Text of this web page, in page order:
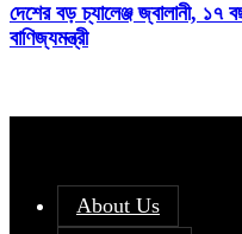
দেশের বড় চ্যালেঞ্জ জ্বালানী,
বাণিজ্যমন্ত্রী
About Us